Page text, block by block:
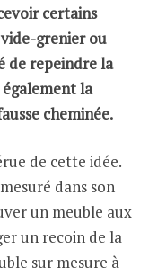
certains
grenier ou
de repeindre la
la
cheminée.
de cette idée.
dans son
un meuble aux
un recoin de la
sur mesure à